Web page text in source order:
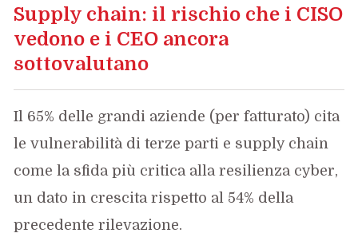
Supply chain: il rischio che i CISO
vedono e i CEO ancora
sottovalutano
Il 65% delle grandi aziende (per fatturato) cita
le vulnerabilità di terze parti e supply chain
come la sfida più critica alla resilienza cyber,
un dato in crescita rispetto al 54% della
precedente rilevazione.